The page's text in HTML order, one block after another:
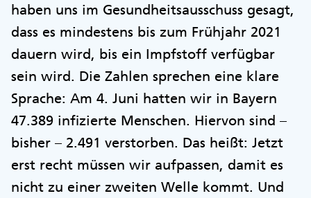
haben uns im Gesundheitsausschuss gesagt,
dass es mindestens bis zum Frühjahr 2021
dauern wird, bis ein Impfstoff verfügbar
sein wird. Die Zahlen sprechen eine klare
Sprache: Am 4. Juni hatten wir in Bayern
47.389 infizierte Menschen. Hiervon sind –
bisher – 2.491 verstorben. Das heißt: Jetzt
erst recht müssen wir aufpassen, damit es
nicht zu einer zweiten Welle kommt. Und